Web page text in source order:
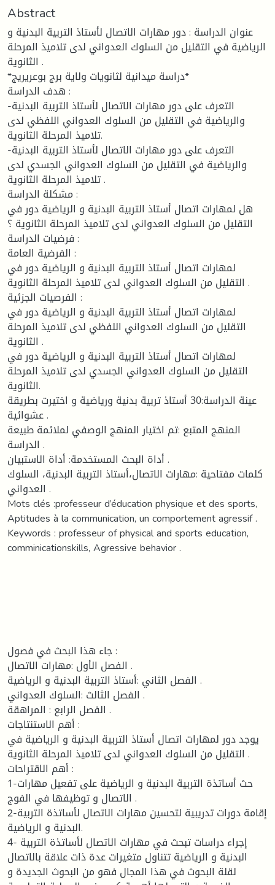
Abstract
عنوان الدراسة : دور مهارات الاتصال لأستاذ التربية البدنية و
الرياضية في التقليل من السلوك العدواني لدى تلاميذ المرحلة
الثانوية .
*دراسة ميدانية لثانويات ولاية برج بوعريريج*
هدف الدراسة :
-التعرف على دور مهارات الاتصال لأستاذ التربية البدنية
والرياضية في التقليل من السلوك العدواني اللفظي لدى
تلاميذ المرحلة الثانوية.
-التعرف على دور مهارات الاتصال لأستاذ التربية البدنية
والرياضية في التقليل من السلوك العدواني الجسدي لدى
تلاميذ المرحلة الثانوية .
مشكلة الدراسة :
هل لمهارات اتصال أستاذ التربية البدنية و الرياضية دور في
التقليل من السلوك العدواني لدى تلاميذ المرحلة الثانوية ؟
فرضيات الدراسة :
الفرضية العامة :
لمهارات اتصال أستاذ التربية البدنية و الرياضية دور في
التقليل من السلوك العدواني لدى تلاميذ المرحلة الثانوية .
الفرصيات الجزئية :
لمهارات اتصال أستاذ التربية البدنية و الرياضية دور في
التقليل من السلوك العدواني اللفظي لدى تلاميذ المرحلة
الثانوية .
لمهارات اتصال أستاذ التربية البدنية و الرياضية دور في
التقليل من السلوك العدواني الجسدي لدى تلاميذ المرحلة
الثانوية.
عينة الدراسة:30 أستاذ تربية بدنية ورياضية و اختيرت بطريقة
عشوائية .
المنهج المتبع :تم اختيار المنهج الوصفي لملائمة طبيعة
الدراسة .
أداة البحث المستخدمة: أداة الاستبيان .
كلمات مفتاحية :مهارات الاتصال،أستاذ التربية البدنية، السلوك
العدواني .
Mots clés :professeur d’éducation physique et des sports,
Aptitudes à la communication, un comportement agressif .
Keywords : professeur of physical and sports education,
comminicationskills, Agressive behavior .
جاء هذا البحث في فصول :
الفصل الأول :مهارات الاتصال .
الفصل الثاني :أستاذ التربية البدنية و الرياضية .
الفصل الثالث :السلوك العدواني .
الفصل الرابع : المراهقة .
أهم الاستنتاجات :
يوجد دور لمهارات اتصال أستاذ التربية البدنية و الرياضية في
التقليل من السلوك العدواني لدى تلاميذ المرحلة الثانوية .
أهم الاقتراحات :
1-حث أساتذة التربية البدنية و الرياضية على تفعيل مهارات
الاتصال و توظيفها في الفوج .
2-إقامة دورات تدريبية لتحسين مهارات الاتصال لأساتذة التربية
البدنية و الرياضية.
4- إجراء دراسات تبحث في مهارات الاتصال لأساتذة التربية
البدنية و الرياضية تتناول متغيرات عدة ذات علاقة بالاتصال
لقلة البحوث في هذا المجال فهو من البحوث الجديدة و